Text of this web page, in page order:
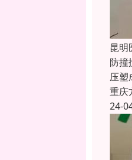
昆明
防撞
压塑
重庆
24-